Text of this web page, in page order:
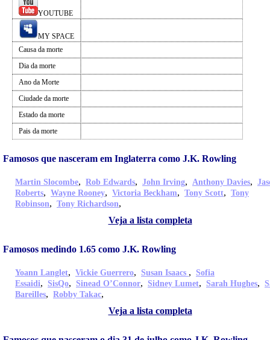
YOUTUBE
MY SPACE
Causa da morte
Dia da morte
Ano da Morte
Ciudade da morte
Estado da morte
Pais da morte
Famosos que nasceram em Inglaterra como J.K. Rowling
Martin Slocombe, Rob Edwards, John Irving, Anthony Davies,
Roberts, Wayne Rooney, Victoria Beckham, Tony Scott, Tony
Robinson, Tony Richardson,
Veja a lista completa
Famosos medindo 1.65 como J.K. Rowling
Yoann Langlet, Vickie Guerrero, Susan Isaacs , Sofia
Essaidi, SisQo, Sinead O’Connor, Sidney Lumet, Sarah Hughes,
Bareilles, Robby Takac,
Veja a lista completa